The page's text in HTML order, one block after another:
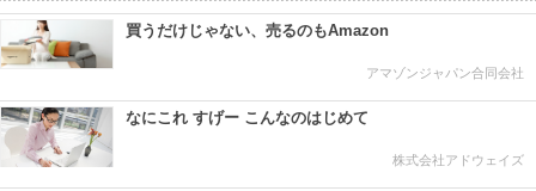
買うだけじゃない、売るのもAmazon
アマゾンジャパン合同会社
なにこれ すげー こんなのはじめて
株式会社アドウェイズ